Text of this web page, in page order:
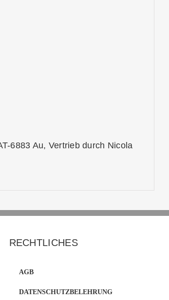
6883 Au, Vertrieb durch Nicola
RECHTLICHES
AGB
DATENSCHUTZBELEHRUNG